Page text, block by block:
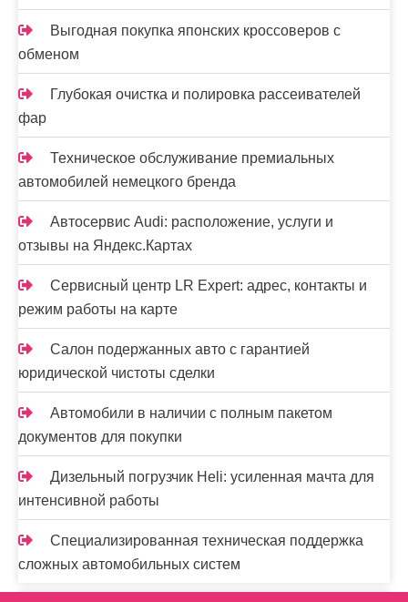
м Выгодная покупка японских кроссоверов с
обменом
Глубокая очистка и полировка рассеивателей
фар
Техническое обслуживание премиальных
автомобилей немецкого бренда
Автосервис Audi: расположение, услуги и
отзывы на Яндекс.Картах
Сервисный центр LR Expert: адрес, контакты и
режим работы на карте
Салон подержанных авто с гарантией
юридической чистоты сделки
Автомобили в наличии с полным пакетом
документов для покупки
Дизельный погрузчик Heli: усиленная мачта для
интенсивной работы
Специализированная техническая поддержка
сложных автомобильных систем